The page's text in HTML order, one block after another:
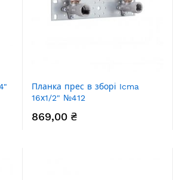
Планка прес в зборі Icma
16х1/2" №412
869,00 ₴